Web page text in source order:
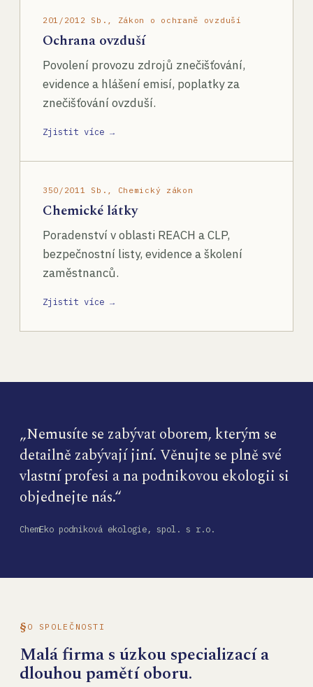
201/2012 Sb., Zákon o ochraně ovzduší
Ochrana ovzduší
Povolení provozu zdrojů znečišťování,
evidence a hlášení emisí, poplatky za
znečišťování ovzduší.
Zjistit více →
350/2011 Sb., Chemický zákon
Chemické látky
Poradenství v oblasti REACH a CLP,
bezpečnostní listy, evidence a školení
zaměstnanců.
Zjistit více →
„Nemusíte se zabývat oborem, kterým se
detailně zabývají jiní. Věnujte se plně své
vlastní profesi a na podnikovou ekologii si
objednejte nás.“
ChemEko podniková ekologie, spol. s r.o.
O SPOLEČNOSTI
Malá firma s úzkou specializací a
dlouhou pamětí oboru.